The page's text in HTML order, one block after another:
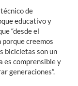
de
educativo y
“desde el
creemos
bicicletas son un
es comprensible y
generaciones”.